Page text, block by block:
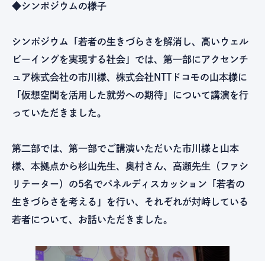
◆シンポジウムの様子
シンポジウム「若者の生きづらさを解消し、高いウェル
ビーイングを実現する社会」では、第一部にアクセンチ
ュア株式会社の市川様、株式会社NTTドコモの山本様に
「仮想空間を活用した就労への期待」について講演を行
っていただきました。
第二部では、第一部でご講演いただいた市川様と山本
様、本拠点から杉山先生、奥村さん、高瀬先生（ファシ
リテーター）の5名でパネルディスカッション「若者の
生きづらさを考える」を行い、それぞれが対峙している
若者について、お話いただきました。